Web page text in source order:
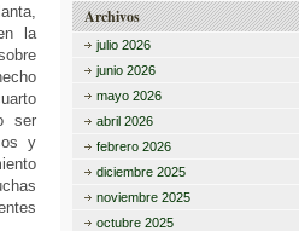
la
ser
y
Archivos
julio 2026
junio 2026
mayo 2026
abril 2026
febrero 2026
diciembre 2025
noviembre 2025
octubre 2025